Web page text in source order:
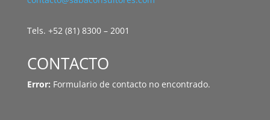
Tels. +52 (81) 8300 – 2001
CONTACTO
Error: Formulario de contacto no encontrado.